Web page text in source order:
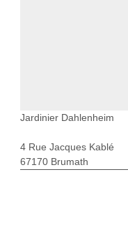
Jardinier Dahlenheim
4 Rue Jacques Kablé
67170 Brumath